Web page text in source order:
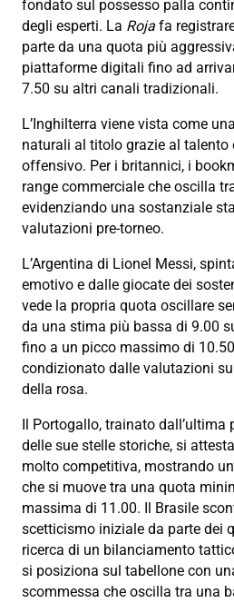
fondato sul possesso palla
degli esperti. La Roja fa
parte da una quota più
piattaforme digitali fino ad
7.50 su altri canali tradizionali.
L’Inghilterra viene vista come
naturali al titolo grazie al talento
offensivo. Per i britannici, i
range commerciale che oscilla
evidenziando una sostanziale
valutazioni pre-torneo.
L’Argentina di Lionel Messi,
emotivo e dalle giocate dei
vede la propria quota oscillare
da una stima più bassa di 9.00
fino a un picco massimo di
condizionato dalle valutazioni
della rosa.
Il Portogallo, trainato dall’ultima
delle sue stelle storiche, si
molto competitiva, mostrando
che si muove tra una quota
massima di 11.00. Il Brasile
scetticismo iniziale da parte dei
ricerca di un bilanciamento
si posiziona sul tabellone con
scommessa che oscilla tra una